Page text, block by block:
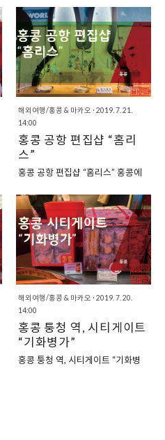
펴보는 그런 내용을 담은 글이라고
할 수 있습니다. 기본적인 여행의 구
성은 저는 첫 4박은 홍콩 도심 지역
에서 하기로 했습니다. 그리고, 마..
검사까지 마치고 나니, 이제 면세구
역으로 진입하게 되었습니다. 제가
이용했던 항공사인 “아시아나 항
공”의 경우에는 제1 터미널을 이용
하고 있었는데요. 탑승 게이트로 가
기 위해서는 열차 트레인을 타고 이
동해야 했습니다. 하지만, 저는 아직
도 공항에서 대기하는 시간이 너무
많이 남아서, 공항에 있는 면세점을
둘러보기로 했지요. “홍콩 공항의
제1 터미널 면세점” 홍콩 공항의 제
1 터미널 면세점은 규모가 상당했
브 공항이라고 할 수 있는 곳이 바로
홍콩 공항이라서 더욱더 엄청난 규
모를 자랑한다고 할 수 있지요. “홍
콩 공항 면세점의 영업시간” 저는
비행기 출발시간이 12시 30분이었
던지라, 사실, 비행기 출발..
해외여행/홍콩 & 마카오 · 2019. 7. 21.
14:00
홍콩 공항 편집샵 “홈리
스”
홍콩 공항 편집샵 “홈리스” 홍콩에
이름의 편집샵이 있습니다. 홈리스
는 다양한 아이템을 다루는 매장이
라고 할 수 있는데요. 가구에서부터
조명, 기구 혹은 홈 데코레이션용 아
이템 등의 다양한 제품을 다루고 있
는 매장입니다. 저는 사실, 홍콩 여
행을 하는 도중에는 이런 매장에 대
해서 알지 못했는데, 마지막 날 시간
이 많이 남아서 공항에서 시간을 보
내고 있다가 공항에서 이 매장을 발
견하게 되었지요. “실제 홈리스와는
관계가 없는 홈리스 매장” 홈리스라
는 이름의 매장은 이름만 들어보면,
해외여행/홍콩 & 마카오 · 2019. 7. 20.
14:00
홍콩 퉁청 역, 시티게이트
“기화병가”
홍콩 퉁청 역, 시티게이트 “기화병